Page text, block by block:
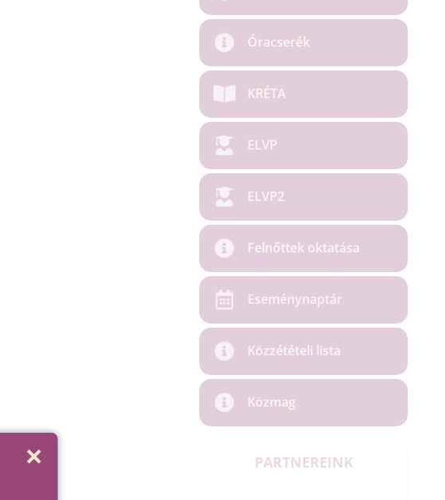
Óracserék
KRÉTA
ELVP
ELVP2
Felnőttek oktatása
Eseménynaptár
Közzétételi lista
Közmag
PARTNEREINK